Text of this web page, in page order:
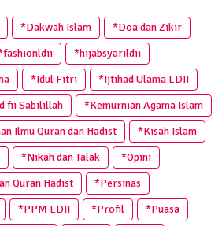
*Dakwah Islam
*Doa dan Zikir
*hijabsyarildii
*Idul Fitri
*Ijtihad Ulama LDII
fii Sabilillah
*Kemurnian Agama Islam
Ilmu Quran dan Hadist
*Kisah Islam
*Nikah dan Talak
*Opini
Quran Hadist
*Persinas
*PPM LDII *Profil
*Puasa